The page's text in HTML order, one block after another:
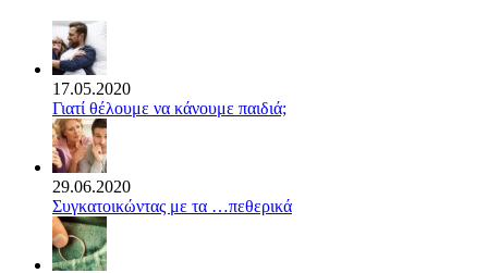
17.05.2020
Γιατί θέλουμε να κάνουμε παιδιά;
29.06.2020
Συγκατοικώντας με τα …πεθερικά